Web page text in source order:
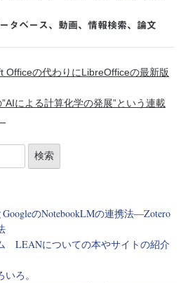
タベース 、 動画、 情報検索、 論文
Officeの代わりにLibreOfficeの最新版
による計算化学の発展”という連載
のNotebookLMの連携法―Zotero
LEANについての本やサイトの紹介
ろ。